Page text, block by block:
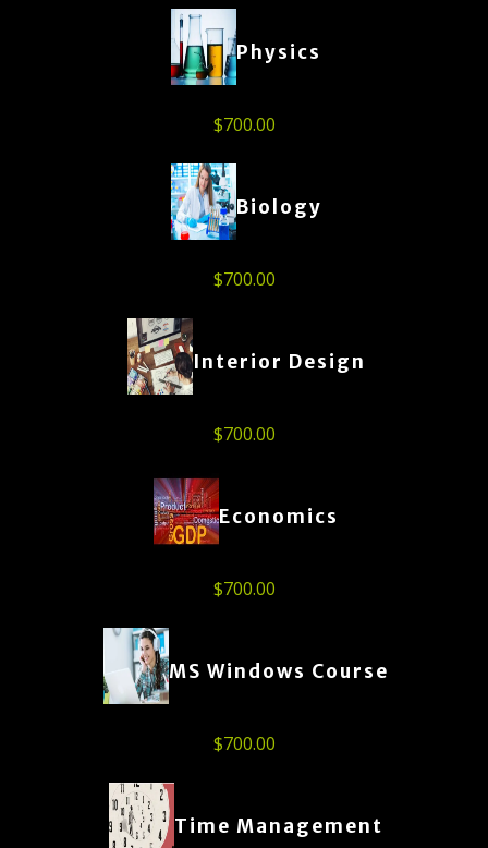
Physics
$700.00
Biology
$700.00
Interior Design
$700.00
Economics
$700.00
MS Windows Course
$700.00
Time Management